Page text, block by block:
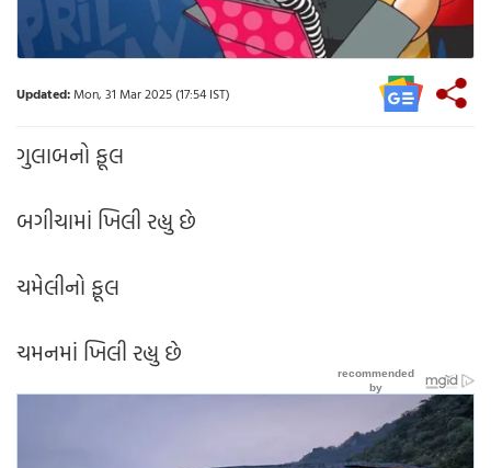
Updated:Mon, 31 Mar 2025 (17:54 IST)
ગુલાબનો ફૂલ
બગીચામાં ખિલી રહ્યુ છે
ચમેલીનો ફૂલ
ચમનમાં ખિલી રહ્યુ છે